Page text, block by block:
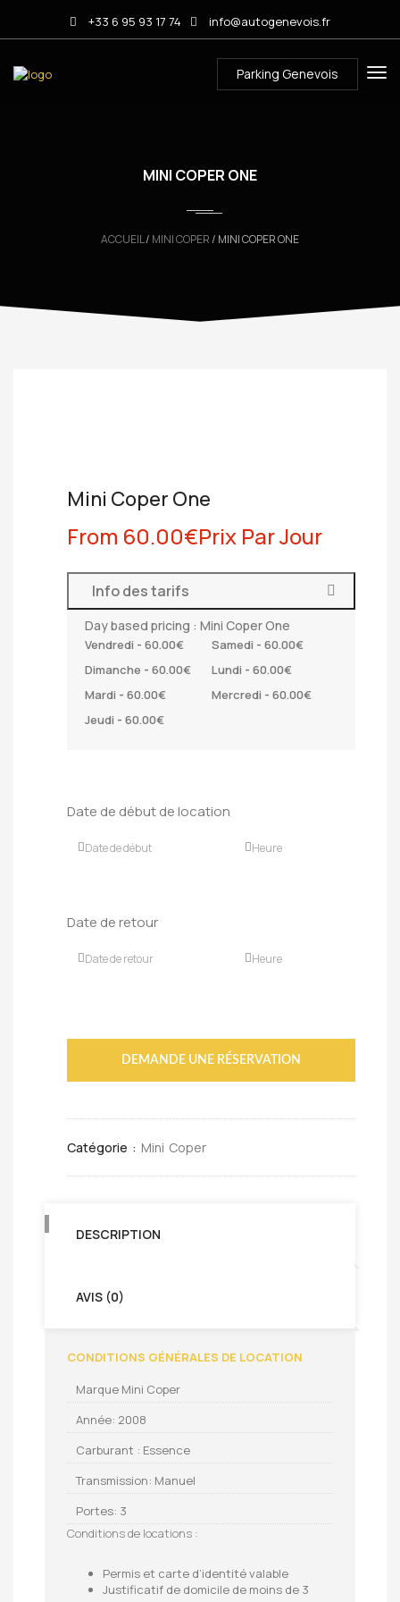
+33 6 95 93 17 74 info@autogenevois.fr
Parking Genevois
MINI COPER ONE
ACCUEIL/ MINI COPER/ MINI COPER ONE
Mini Coper One
From 60.00€Prix Par Jour
Info des tarifs
Day based pricing : Mini Coper One
Vendredi - 60.00€ Samedi - 60.00€
Dimanche - 60.00€ Lundi - 60.00€
Mardi - 60.00€ Mercredi - 60.00€
Jeudi - 60.00€
Date de début de location
Date de retour
DEMANDE UNE RÉSERVATION
Catégorie : Mini Coper
DESCRIPTION
AVIS (0)
CONDITIONS GÉNÉRALES DE LOCATION
Marque Mini Coper
Année: 2008
Carburant : Essence
Transmission: Manuel
Portes: 3
Conditions de locations :
Permis et carte d’identité valable
Justificatif de domicile de moins de 3